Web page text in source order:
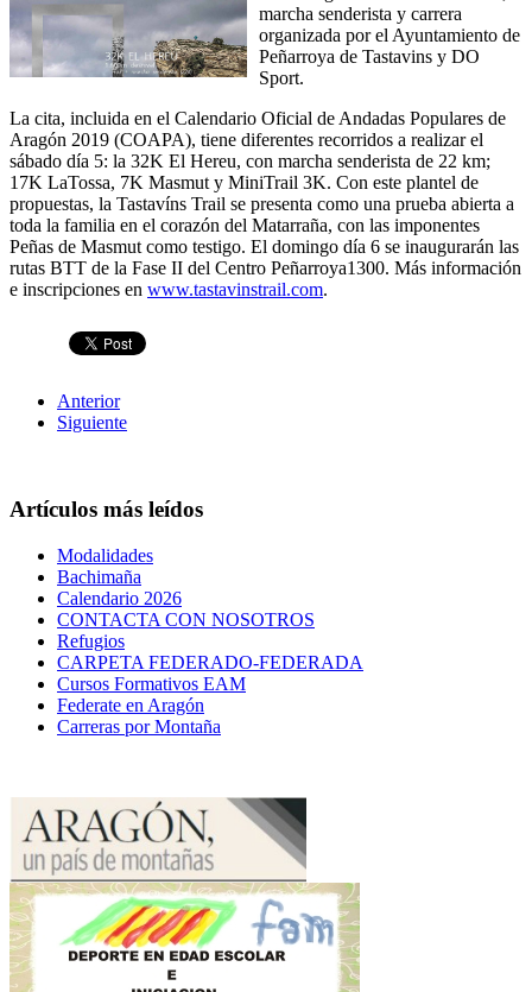
marcha senderista y carrera
organizada por el Ayuntamiento de
Peñarroya de Tastavins y DO
Sport.
La cita, incluida en el Calendario Oficial de Andadas Populares de
Aragón 2019 (COAPA), tiene diferentes recorridos a realizar el
sábado día 5: la 32K El Hereu, con marcha senderista de 22 km;
17K LaTossa, 7K Masmut y MiniTrail 3K. Con este plantel de
propuestas, la Tastavíns Trail se presenta como una prueba abierta a
toda la familia en el corazón del Matarraña, con las imponentes
Peñas de Masmut como testigo. El domingo día 6 se inaugurarán las
rutas BTT de la Fase II del Centro Peñarroya1300. Más información
e inscripciones en www.tastavinstrail.com.
Anterior
Siguiente
Artículos más leídos
Modalidades
Bachimaña
Calendario 2026
CONTACTA CON NOSOTROS
Refugios
CARPETA FEDERADO-FEDERADA
Cursos Formativos EAM
Federate en Aragón
Carreras por Montaña